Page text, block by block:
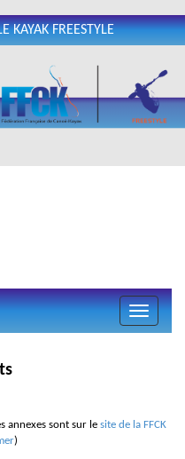
KAYAK FREESTYLE
annexes sont sur le site de la FFCK
)